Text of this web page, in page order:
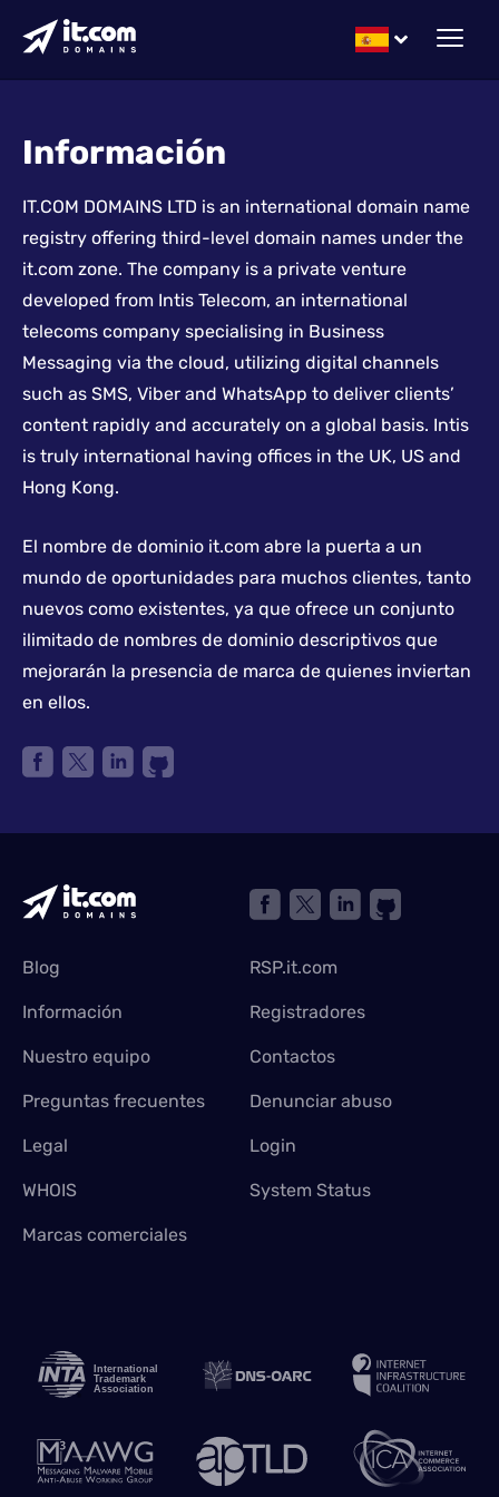
Información
IT.COM DOMAINS LTD is an international domain name
registry offering third-level domain names under the
it.com zone. The company is a private venture
developed from Intis Telecom, an international
telecoms company specialising in Business
Messaging via the cloud, utilizing digital channels
such as SMS, Viber and WhatsApp to deliver clients’
content rapidly and accurately on a global basis. Intis
is truly international having offices in the UK, US and
Hong Kong.
El nombre de dominio it.com abre la puerta a un
mundo de oportunidades para muchos clientes, tanto
nuevos como existentes, ya que ofrece un conjunto
ilimitado de nombres de dominio descriptivos que
mejorarán la presencia de marca de quienes inviertan
en ellos.
Blog
Información
Nuestro equipo
Preguntas frecuentes
Legal
WHOIS
Marcas comerciales
RSP.it.com
Registradores
Contactos
Denunciar abuso
Login
System Status